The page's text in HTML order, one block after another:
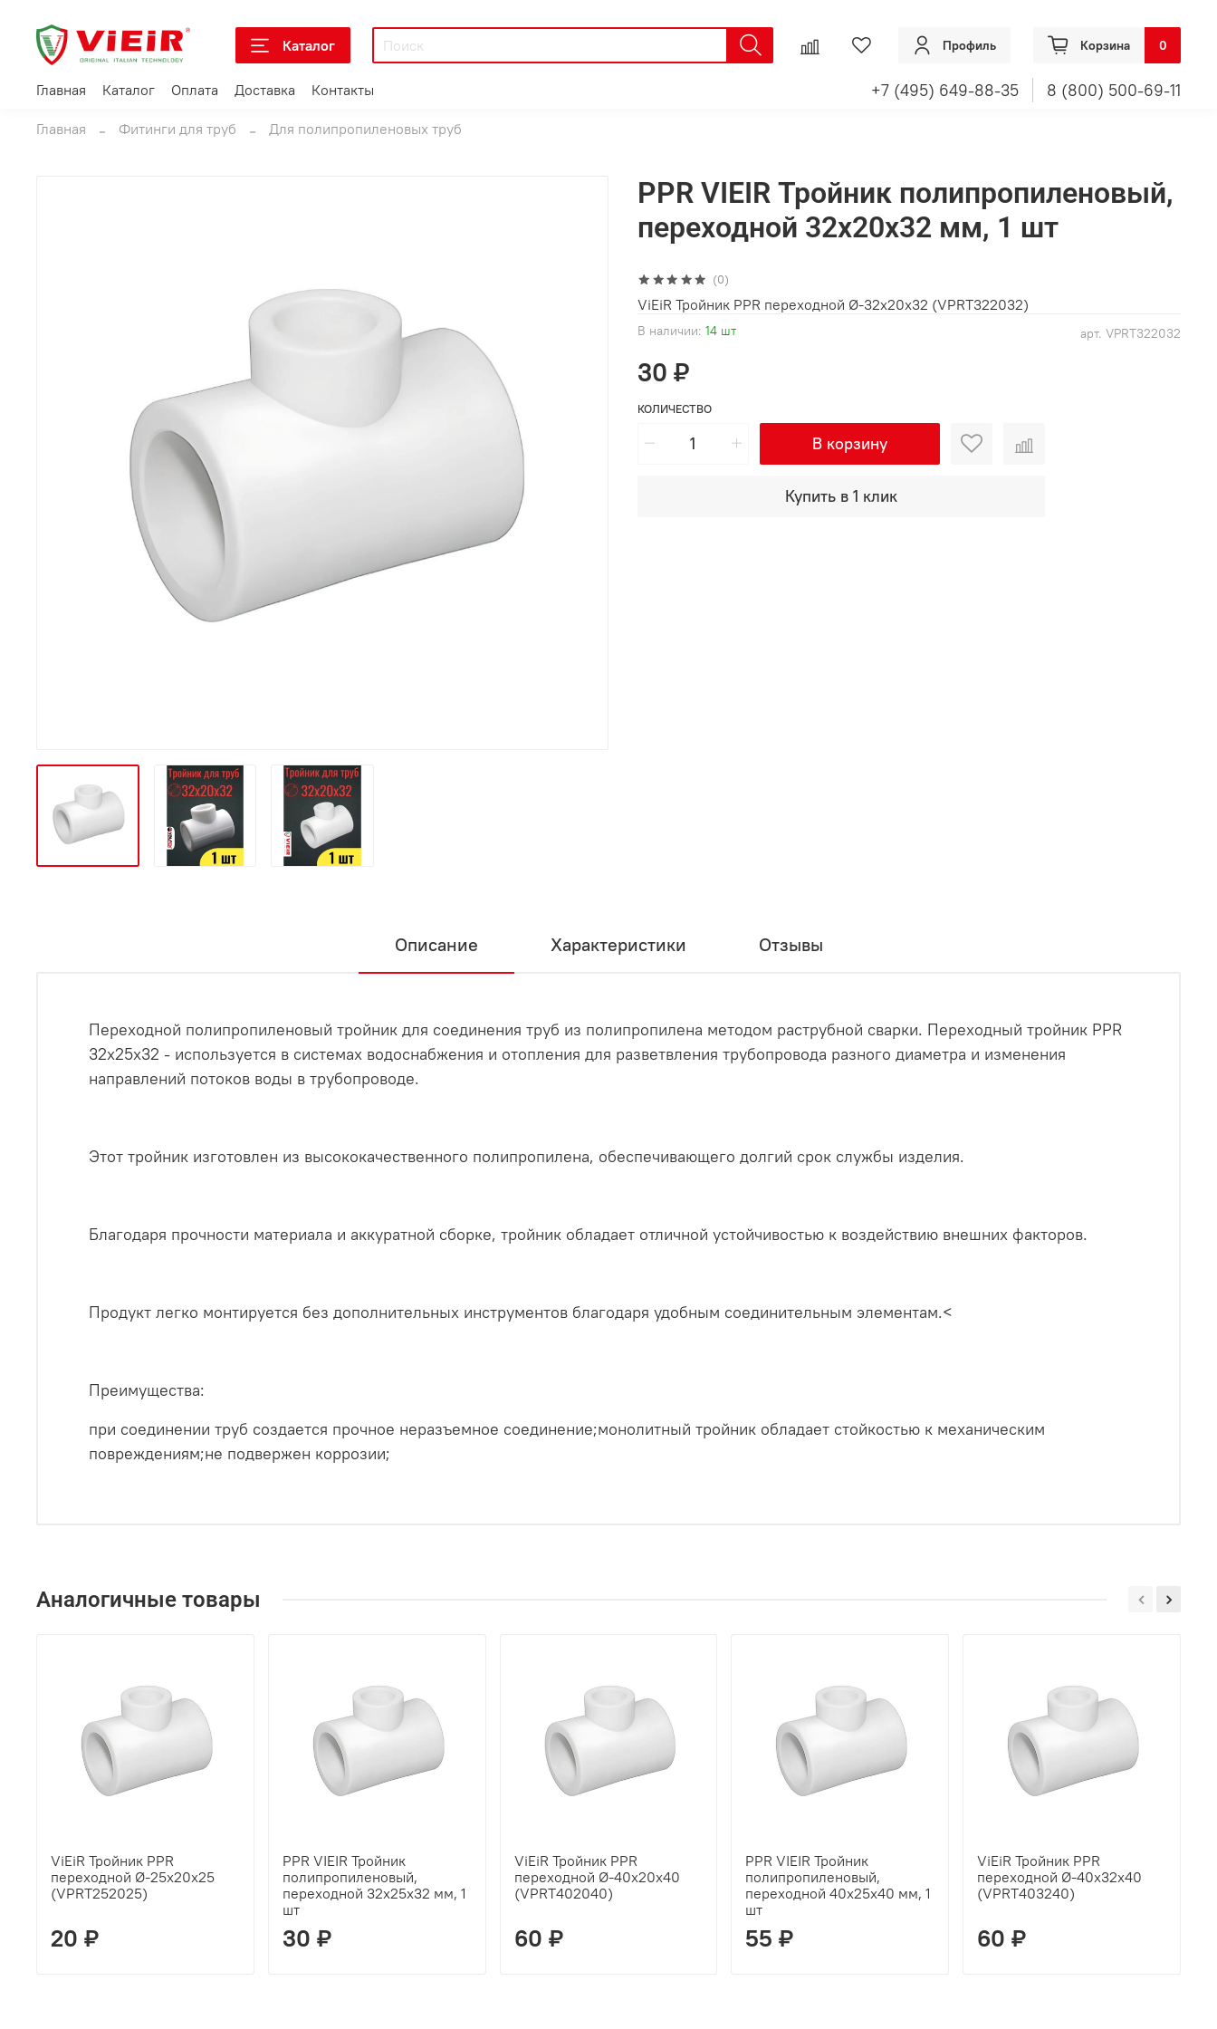
Каталог Профиль Корзина 0
Главная Каталог Оплата Доставка Контакты +7 (495) 649-88-35 8 (800) 500-69-11
Главная Фитинги для труб Для полипропиленовых труб
(0)
арт. VPRT322032
В наличии: 14 шт
PPR VIEIR Тройник полипропиленовый,
переходной 32х20х32 мм, 1 шт
30 ₽
КОЛИЧЕСТВО
В корзину
Купить в 1 клик
ViEiR Тройник PPR переходной Ø-32х20х32 (VPRT322032)
Описание Характеристики Отзывы
Переходной полипропиленовый тройник для соединения труб из полипропилена методом раструбной сварки. Переходный тройник PPR
32х25х32 - используется в системах водоснабжения и отопления для разветвления трубопровода разного диаметра и изменения
направлений потоков воды в трубопроводе.
Этот тройник изготовлен из высококачественного полипропилена, обеспечивающего долгий срок службы изделия.
Благодаря прочности материала и аккуратной сборке, тройник обладает отличной устойчивостью к воздействию внешних факторов.
Продукт легко монтируется без дополнительных инструментов благодаря удобным соединительным элементам.<
Преимущества:
при соединении труб создается прочное неразъемное соединение;монолитный тройник обладает стойкостью к механическим
повреждениям;не подвержен коррозии;
Аналогичные товары
ViEiR Тройник PPR
переходной Ø-25х20х25
(VPRT252025)
20 ₽
PPR VIEIR Тройник
полипропиленовый,
переходной 32х25х32 мм, 1
шт
30 ₽
ViEiR Тройник PPR
переходной Ø-40х20х40
(VPRT402040)
60 ₽
PPR VIEIR Тройник
полипропиленовый,
переходной 40х25х40 мм, 1
шт
55 ₽
ViEiR Тройник PPR
переходной Ø-40х32х40
(VPRT403240)
60 ₽